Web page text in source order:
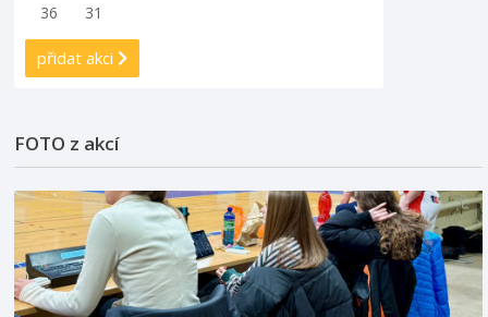
36
31
přidat akci
FOTO z akcí